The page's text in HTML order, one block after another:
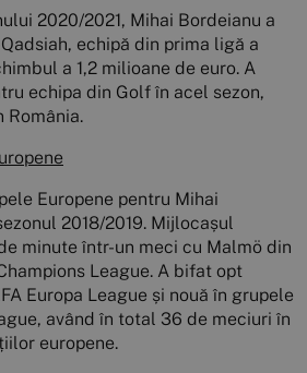
2020/2021, Mihai Bordeianu a
echipă din prima ligă a
a 1,2 milioane de euro. A
echipa din Golf în acel sezon,
România.
Europene pentru Mihai
2018/2019. Mijlocașul
minute într-un meci cu Malmö din
League. A bifat opt
Europa League și nouă în grupele
având în total 36 de meciuri în
europene.